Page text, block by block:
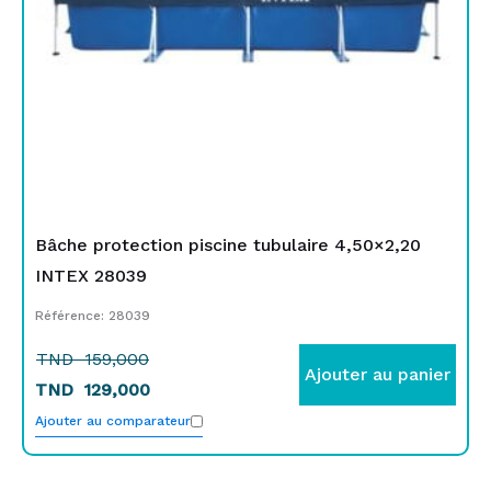
Bâche protection piscine tubulaire 4,50×2,20
INTEX 28039
Référence: 28039
TND159,000
TND 129,000
Ajouter au panier
Ajouter au comparateur